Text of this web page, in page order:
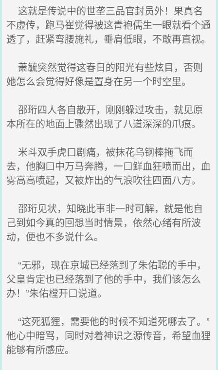
这就是传说中的世垄三品官封员外！果真名
不虚传，跑马崔觉得被这青袍儒生一眼就看个通
透了，赶紧弯腰施礼，垂肩低眼，不敢再直视。
萧毓突然觉得这春日的阳光有些炫目，否则
她怎么会觉得好像是置身在另一个时空里。
邵珩四人各自散开，刚刚躲过攻击，就见原
本所在的地面上骤然出现了八道深深的爪痕。
米斗双手虎口剧痛，被抹花乌钢棒拖飞而
去，他胸口中万马奔腾，一口鲜血狂喷而出，血
雾高高喷起，又被炸出的气浪吹往四面八方。
邵珩见状，知晓此事非一时可解，就是他自
己到如今真的回想当时情景，依然心绪有所波
动，便也不多说什么。
“无邪，现在京城已经落到了朱佑聪的手中，
父皇肯定也已经落到了他的手中，我们该怎么
办！”朱佑樘开口说道。
“这死狐狸，需要他的时候不知道死哪去了。”
他心中暗骂，同时对着神识之源传音，希望血狸
能够有所感应。